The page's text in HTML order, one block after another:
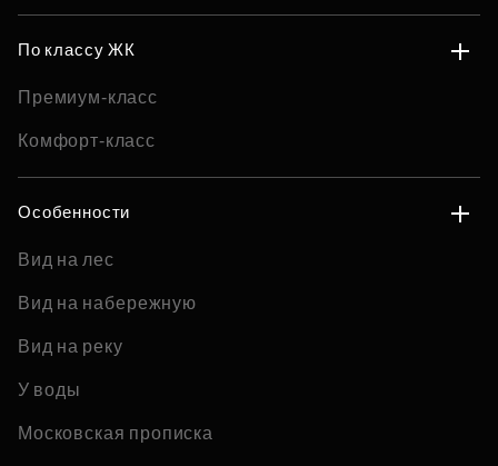
По классу ЖК
Премиум-класс
Комфорт-класс
Особенности
Вид на лес
Вид на набережную
Вид на реку
У воды
Московская прописка